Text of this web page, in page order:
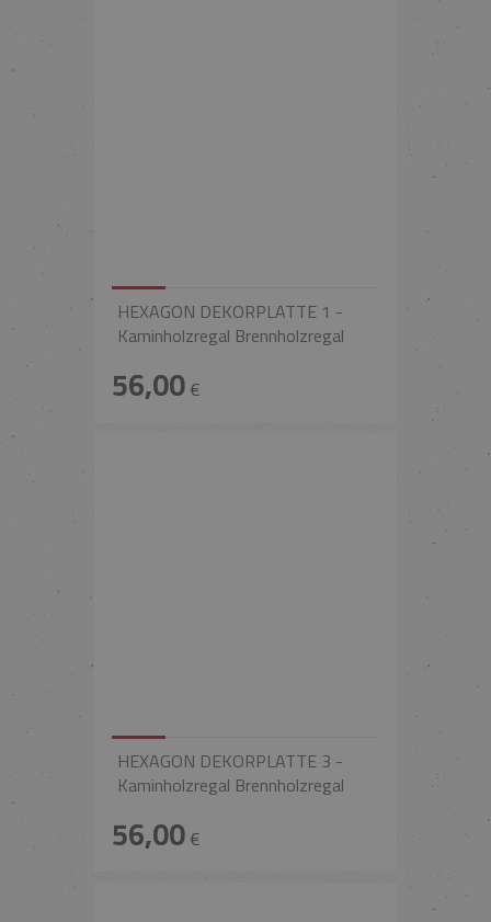
HEXAGON DEKORPLATTE 1 -
Kaminholzregal Brennholzregal
56,00€
HEXAGON DEKORPLATTE 3 -
Kaminholzregal Brennholzregal
56,00€